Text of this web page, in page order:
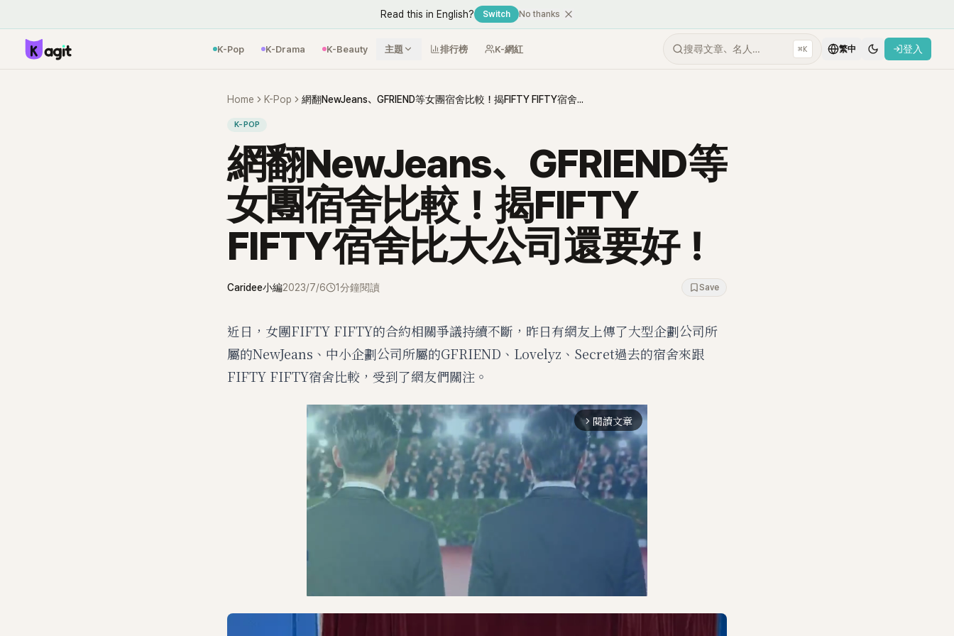
Read this in English? Switch No thanks
K-Pop K-Drama K-Beauty 主題 排行榜 K-網紅 搜尋文章、名人… ⌘K 繁中 登入
Home K-Pop 網翻NewJeans、GFRIEND等女團宿舍比較！揭FIFTY FIFTY宿舍比大公司還要好！
K-POP
網翻NewJeans、GFRIEND等
女團宿舍比較！揭FIFTY
FIFTY宿舍比大公司還要好！
Caridee小編2023/7/6 1分鐘閱讀 Save
近日，女團FIFTY FIFTY的合約相關爭議持續不斷，昨日有網友上傳了大型企劃公司所
屬的NewJeans、中小企劃公司所屬的GFRIEND、Lovelyz、Secret過去的宿舍來跟
FIFTY FIFTY宿舍比較，受到了網友們關注。
arrow_forward_ios 閱讀文章